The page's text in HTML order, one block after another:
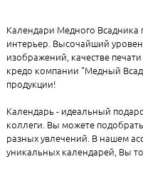
Календари Медного
интерьер. Высочайший
изображений, качестве
кредо компании "Медный
продукции!
Календарь - идеальный
коллеги. Вы можете
разных увлечений. В нашем
уникальных календарей, Вы